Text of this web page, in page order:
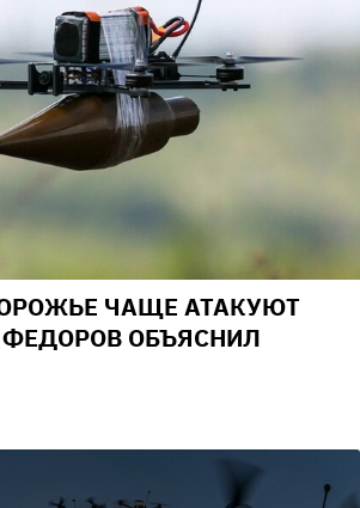
ЧАЩЕ АТАКУЮТ
ОБЪЯСНИЛ